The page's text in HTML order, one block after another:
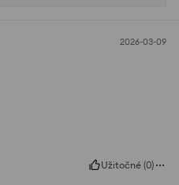
2026-03-09
Užitočné (0)